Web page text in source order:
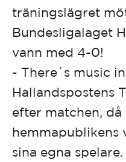
träningslägret
Bundesligalaget
vann med 4-0!
- There´s music
Hallandspostens
efter matchen,
hemmapublikens
sina egna